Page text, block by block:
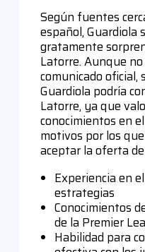
Según fuentes
español, Guardiola
gratamente
Latorre. Aunque
comunicado oficial,
Guardiola podría
Latorre, ya que
conocimientos en
motivos por los
aceptar la oferta
Experiencia en
estrategias
Conocimientos
de la Premier
Habilidad para